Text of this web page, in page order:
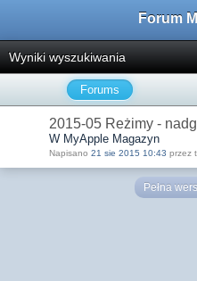
Forum
Wyniki wyszukiwania
Forums
2015-05 Reżimy -
W MyApple Magazyn
Napisano 21 sie 2015 10:43 przez
Pełna